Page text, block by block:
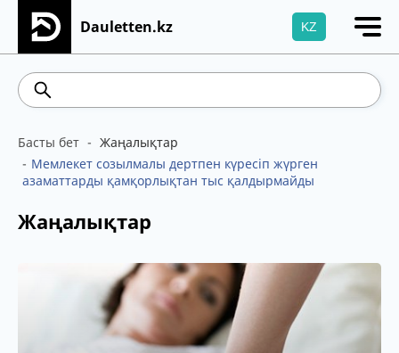
Dauletten.kz KZ
Сіздің өтінішіңіз сәтті жіберілді, Рақмет!
Басты бет
Жаңалықтар
Мемлекет созылмалы дертпен күресіп жүрген
азаматтарды қамқорлықтан тыс қалдырмайды
Жаңалықтар